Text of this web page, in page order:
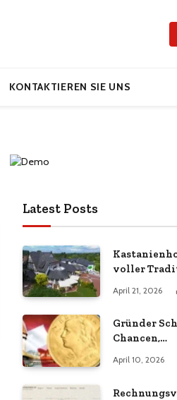
KONTAKTIEREN SIE UNS
Latest Posts
voller
und
April 21, 2026
Gründer
Chancen,
und
April 10, 2026